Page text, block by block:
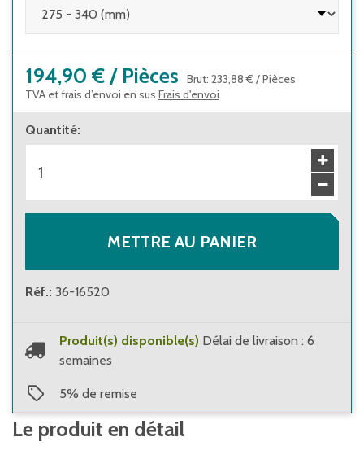
194,90 € / Pièces Brut: 233,88 € /Pièces
TVA et frais d’envoi en sus Frais d'envoi
Quantité:
METTRE AU PANIER
Réf.: 36-16520
Produit(s) disponible(s) Délai de livraison : 6
semaines
5% de remise
Le produit en détail